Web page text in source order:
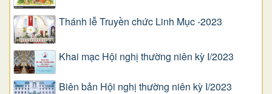
Thánh lễ Truyền chức Linh Mục -2023
Khai mạc Hội nghị thường niên kỳ I/2023
Biên bản Hội nghị thường niên kỳ I/2023